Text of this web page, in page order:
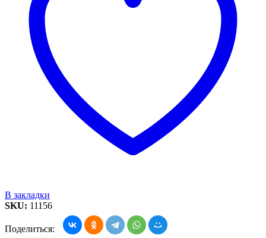
В закладки
SKU: 11156
Поделиться: